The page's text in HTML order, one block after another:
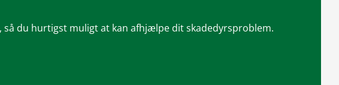
du hurtigst muligt at kan afhjælpe dit skadedyrsproblem.